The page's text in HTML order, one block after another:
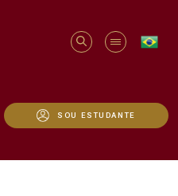
SOU ESTUDANTE